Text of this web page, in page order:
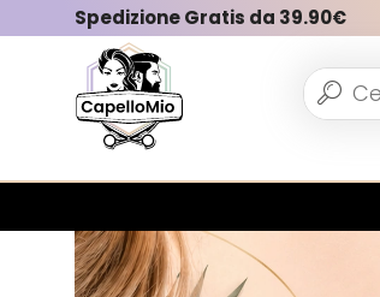
Spedizione Gratis da 39.90€
Vedi tutto